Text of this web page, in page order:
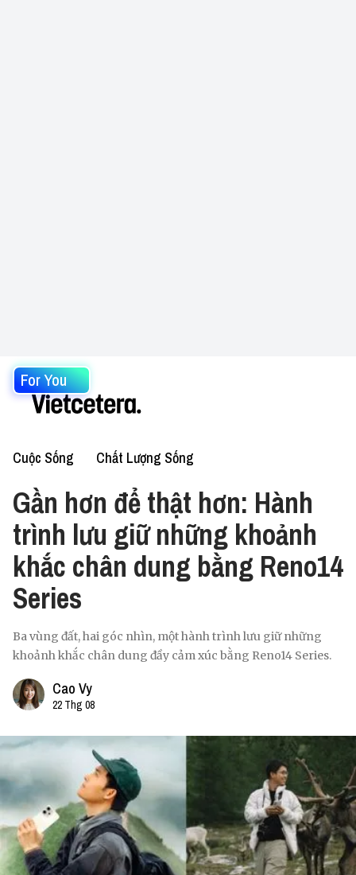
For You
Cuộc Sống Chất Lượng Sống
Gần hơn để thật hơn: Hành
trình lưu giữ những khoảnh
khắc chân dung bằng Reno14
Series
Ba vùng đất, hai góc nhìn, một hành trình lưu giữ những
khoảnh khắc chân dung đầy cảm xúc bằng Reno14 Series.
Cao Vy
22 Thg 08